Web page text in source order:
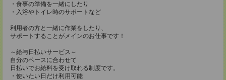
・食事の準備を一緒にしたり
・入浴やトイレ時のサポートなど
利用者の方と一緒に作業をしたり、
サポートすることがメインのお仕事です！
～給与日払いサービス～
自分のペースに合わせて
日払いでお給料を受け取れる制度です。
・使いたい日だけ利用可能